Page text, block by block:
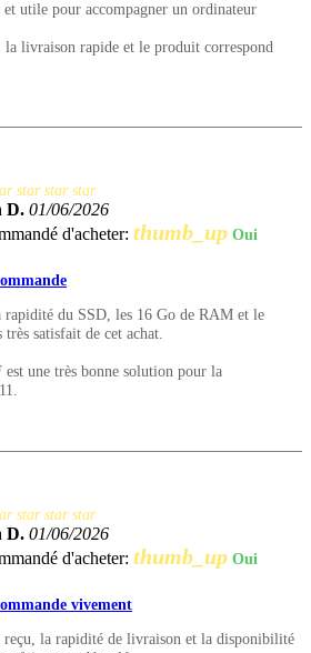
utile pour accompagner un ordinateur
livraison rapide et le produit correspond
star star star
D. 01/06/2026
d'acheter: thumb_up Oui
du SSD, les 16 Go de RAM et le
satisfait de cet achat.
une très bonne solution pour la
star star star
D. 01/06/2026
d'acheter: thumb_up Oui
vivement
la rapidité de livraison et la disponibilité